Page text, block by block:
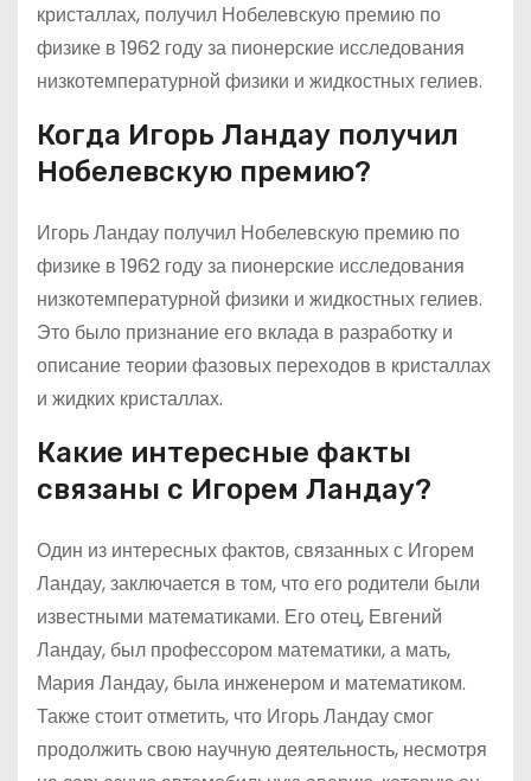
кристаллах, получил Нобелевскую премию по
физике в 1962 году за пионерские исследования
низкотемпературной физики и жидкостных гелиев.
Когда Игорь Ландау получил
Нобелевскую премию?
Игорь Ландау получил Нобелевскую премию по
физике в 1962 году за пионерские исследования
низкотемпературной физики и жидкостных гелиев.
Это было признание его вклада в разработку и
описание теории фазовых переходов в кристаллах
и жидких кристаллах.
Какие интересные факты
связаны с Игорем Ландау?
Один из интересных фактов, связанных с Игорем
Ландау, заключается в том, что его родители были
известными математиками. Его отец, Евгений
Ландау, был профессором математики, а мать,
Мария Ландау, была инженером и математиком.
Также стоит отметить, что Игорь Ландау смог
продолжить свою научную деятельность, несмотря